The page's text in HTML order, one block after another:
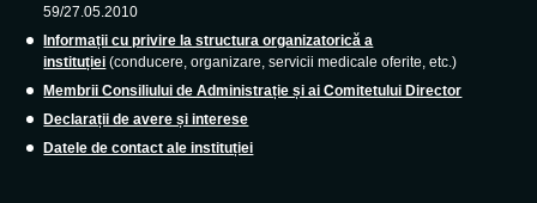
59/27.05.2010
Informații cu privire la structura organizatorică a
instituției (conducere, organizare, servicii medicale oferite, etc.)
Membrii Consiliului de Administrație și ai Comitetului Director
Declarații de avere și interese
Datele de contact ale instituției